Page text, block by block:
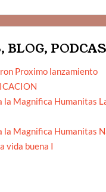
BLOG,
Proximo lanzamiento
la Magnifica Humanitas
la Magnifica Humanitas
vida buena I